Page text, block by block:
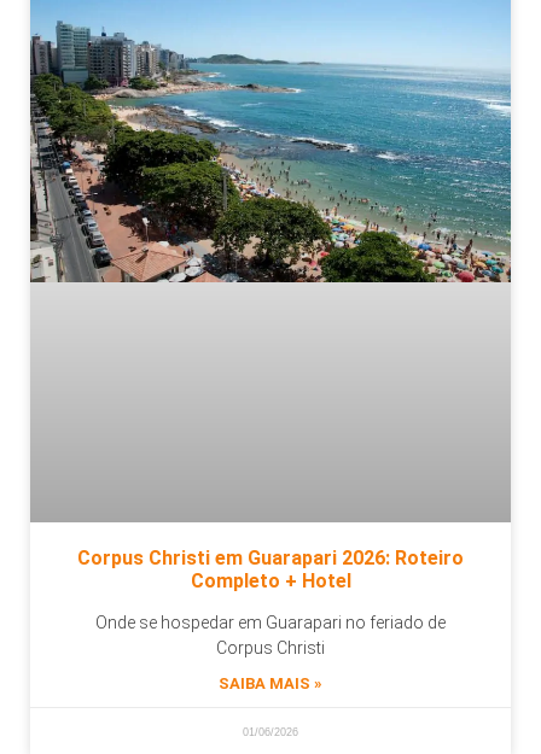
Corpus Christi em Guarapari 2026: Roteiro
Completo + Hotel
Onde se hospedar em Guarapari no feriado de
Corpus Christi
SAIBA MAIS »
01/06/2026